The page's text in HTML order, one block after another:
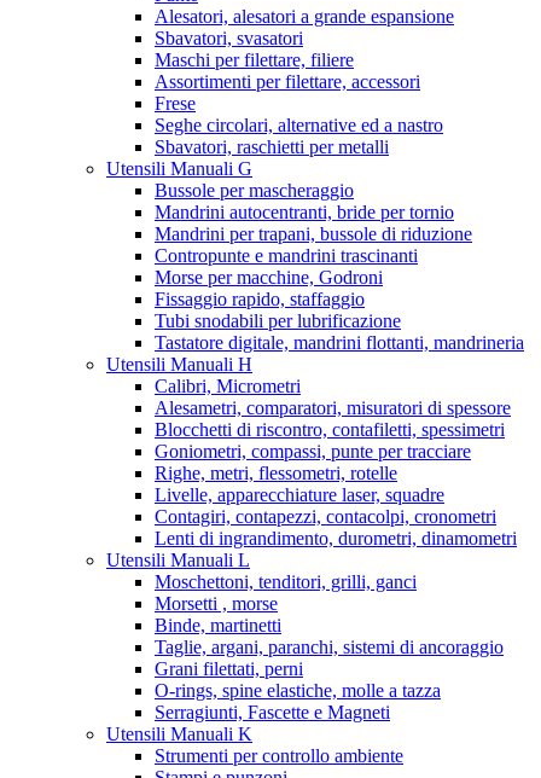
Alesatori, alesatori a grande espansione
Sbavatori, svasatori
Maschi per filettare, filiere
Assortimenti per filettare, accessori
Frese
Seghe circolari, alternative ed a nastro
Sbavatori, raschietti per metalli
Utensili Manuali G
Bussole per mascheraggio
Mandrini autocentranti, bride per tornio
Mandrini per trapani, bussole di riduzione
Contropunte e mandrini trascinanti
Morse per macchine, Godroni
Fissaggio rapido, staffaggio
Tubi snodabili per lubrificazione
Tastatore digitale, mandrini flottanti, mandrineria
Utensili Manuali H
Calibri, Micrometri
Alesametri, comparatori, misuratori di spessore
Blocchetti di riscontro, contafiletti, spessimetri
Goniometri, compassi, punte per tracciare
Righe, metri, flessometri, rotelle
Livelle, apparecchiature laser, squadre
Contagiri, contapezzi, contacolpi, cronometri
Lenti di ingrandimento, durometri, dinamometri
Utensili Manuali L
Moschettoni, tenditori, grilli, ganci
Morsetti , morse
Binde, martinetti
Taglie, argani, paranchi, sistemi di ancoraggio
Grani filettati, perni
O-rings, spine elastiche, molle a tazza
Serragiunti, Fascette e Magneti
Utensili Manuali K
Strumenti per controllo ambiente